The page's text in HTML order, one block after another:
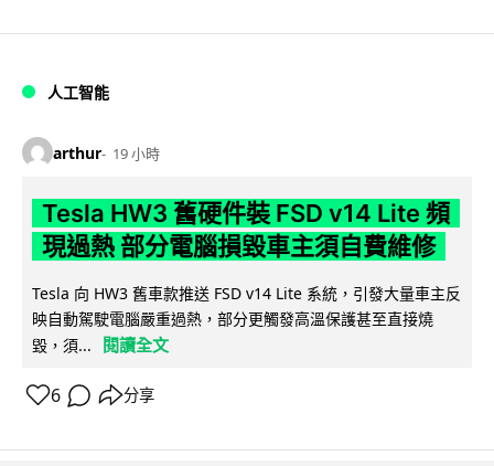
人工智能
arthur 19 小時
Tesla HW3 舊硬件裝 FSD v14 Lite 頻
現過熱 部分電腦損毀車主須自費維修
Tesla 向 HW3 舊車款推送 FSD v14 Lite 系統，引發大量車主反
映自動駕駛電腦嚴重過熱，部分更觸發高溫保護甚至直接燒
毀，須...
閱讀全文
6 分享